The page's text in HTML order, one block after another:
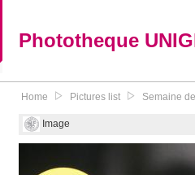
Phototheque
Home Pictures list Semaine
Image